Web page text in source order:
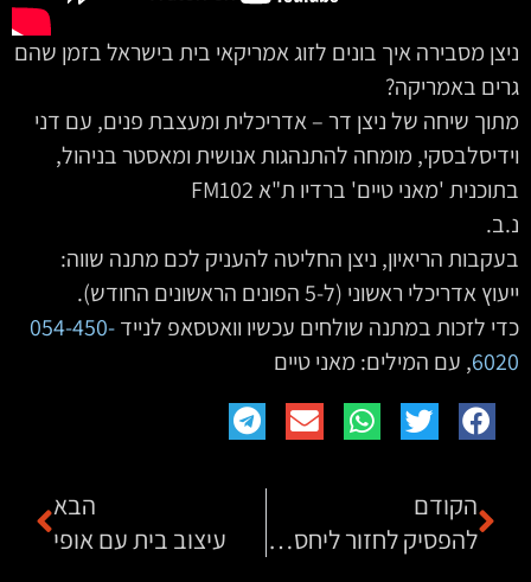
ניצן מסבירה איך בונים לזוג אמריקאי בית בישראל בזמן שהם
גרים באמריקה?
מתוך שיחה של ניצן דר – אדריכלית ומעצבת פנים, עם דני
וידיסלבסקי, מומחה להתנהגות אנושית ומאסטר בניהול,
בתוכנית 'מאני טיים' ברדיו ת"א FM102
נ.ב.
בעקבות הריאיון, ניצן החליטה להעניק לכם מתנה שווה:
ייעוץ אדריכלי ראשוני (ל-5 הפונים הראשונים החודש).
כדי לזכות במתנה שולחים עכשיו וואטסאפ לנייד054-450-
6020‏‏, עם המילים: מאני טיים
הקודם
להפסיק לחזור ליחסים רעילים עם טיפול רגשי
הבא
עיצוב בית עם אופי